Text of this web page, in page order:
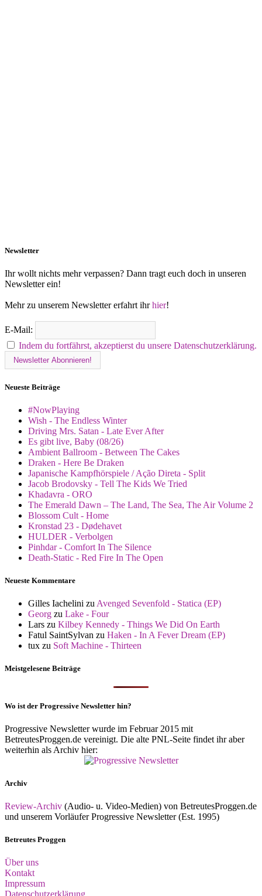
Newsletter
Ihr wollt nichts mehr verpassen? Dann tragt euch doch in unseren
Newsletter ein!
Mehr zu unserem Newsletter erfahrt ihrhier!
E-Mail:
Indem du fortfährst, akzeptierst du unsere Datenschutzerklärung.
Neueste Beiträge
#NowPlaying
Wish - The Endless Winter
Driving Mrs. Satan - Late Ever After
Es gibt live, Baby (08/26)
Ambient Ballroom - Between The Cakes
Draken - Here Be Draken
Japanische Kampfhörspiele / Ação Direta - Split
Jacob Brodovsky - Tell The Kids We Tried
Khadavra - ORO
The Emerald Dawn – The Land, The Sea, The Air Volume 2
Blossom Cult - Home
Kronstad 23 - Dødehavet
HULDER - Verbolgen
Pinhdar - Comfort In The Silence
Death-Static - Red Fire In The Open
Neueste Kommentare
Gilles Iachelini zu Avenged Sevenfold - Statica (EP)
Georg zu Lake - Four
Lars zu Kilbey Kennedy - Things We Did On Earth
Fatul SaintSylvan zu Haken - In A Fever Dream (EP)
tux zu Soft Machine - Thirteen
Meistgelesene Beiträge
Wo ist der Progressive Newsletter hin?
Progressive Newsletter wurde im Februar 2015 mit
BetreutesProggen.de vereinigt. Die alte PNL-Seite findet ihr aber
weiterhin als Archiv hier:
Archiv
Review-Archiv (Audio- u. Video-Medien) von BetreutesProggen.de
und unserem Vorläufer Progressive Newsletter (Est. 1995)
Betreutes Proggen
Über uns
Kontakt
Impressum